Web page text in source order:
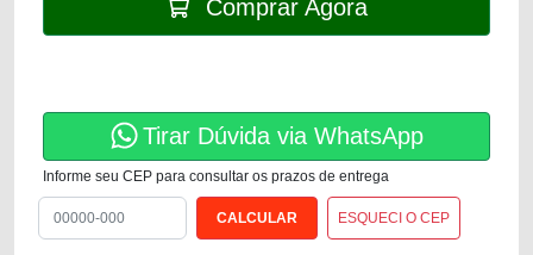
Comprar Agora
Tirar Dúvida via WhatsApp
Informe seu CEP para consultar os prazos de entrega
ESQUECI O CEP